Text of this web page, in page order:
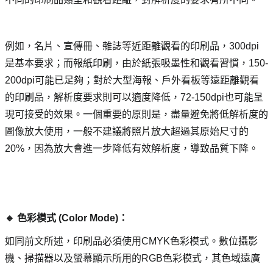
例如，名片、宣傳冊、雜誌等近距離觀看的印刷品，300dpi
是基本要求；而報紙印刷，由於紙張吸墨性和觀看習慣，150-
200dpi可能已足夠；對於大型海報、戶外看板等遠距離觀看
的印刷品，解析度要求則可以適度降低，72-150dpi也可能呈
現可接受的效果。一個重要的原則是，盡量避免將低解析度的
圖像放大使用，一般不建議將照片放大超過其原始尺寸的
20%，因為放大會進一步降低有效解析度，導致品質下降。
🔹 色彩模式 (Color Mode)：
如同前文所述，印刷品必須使用CMYK色彩模式。數位攝影
機、掃描器以及螢幕顯示所用的RGB色彩模式，其色域遠廣